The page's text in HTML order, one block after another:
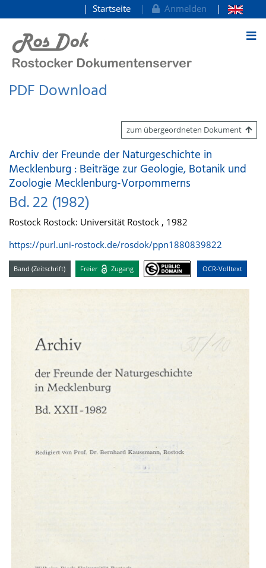
zum Inhalt
Startseite Anmelden
PDF Download
zum übergeordneten Dokument
Archiv der Freunde der Naturgeschichte in
Mecklenburg : Beiträge zur Geologie, Botanik und
Zoologie Mecklenburg-Vorpommerns
Bd. 22 (1982)
Rostock Rostock: Universität Rostock , 1982
https://purl.uni-rostock.de/rosdok/ppn1880839822
Band (Zeitschrift) Freier Zugang OCR-Volltext